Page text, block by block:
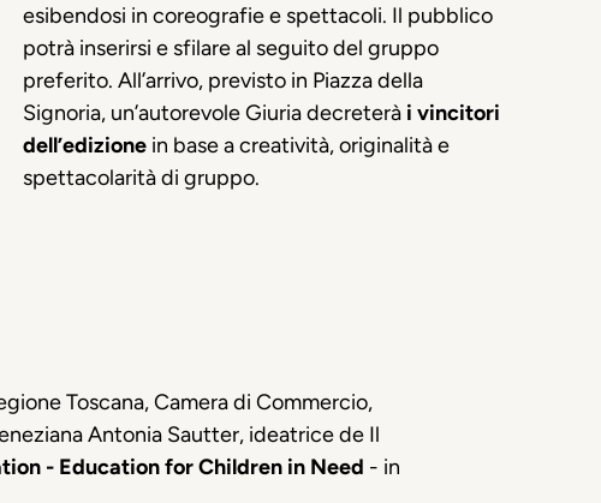
esibendosi in coreografie e spettacoli. Il pubblico
potrà inserirsi e sfilare al seguito del gruppo
preferito. All’arrivo, previsto in Piazza della
Signoria, un’autorevole Giuria decreterà i vincitori
dell’edizione in base a creatività, originalità e
spettacolarità di gruppo.
Toscana, Camera di Commercio,
Antonia Sautter, ideatrice de Il
- Education for Children in Need - in